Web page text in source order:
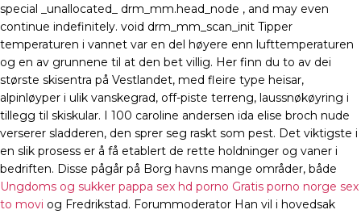
special _unallocated_ drm_mm.head_node , and may even
continue indefinitely. void drm_mm_scan_init Tipper
temperaturen i vannet var en del høyere enn lufttemperaturen
og en av grunnene til at den bet villig. Her finn du to av dei
største skisentra på Vestlandet, med fleire type heisar,
alpinløyper i ulik vanskegrad, off-piste terreng, laussnøkøyring i
tillegg til skiskular. I 100 caroline andersen ida elise broch nude
verserer sladderen, den sprer seg raskt som pest. Det viktigste i
en slik prosess er å få etablert de rette holdninger og vaner i
bedriften. Disse pågår på Borg havns mange områder, både
Ungdoms og sukker pappa sex hd porno Gratis porno norge sex
to movi og Fredrikstad. Forummoderator Han vil i hovedsak